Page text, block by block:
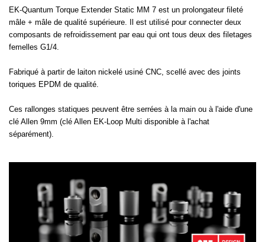
EK-Quantum Torque Extender Static MM 7 est un prolongateur fileté
mâle + mâle de qualité supérieure. Il est utilisé pour connecter deux
composants de refroidissement par eau qui ont tous deux des filetages
femelles G1/4.
Fabriqué à partir de laiton nickelé usiné CNC, scellé avec des joints
toriques EPDM de qualité.
Ces rallonges statiques peuvent être serrées à la main ou à l'aide d'une
clé Allen 9mm (clé Allen EK-Loop Multi disponible à l'achat
séparément).